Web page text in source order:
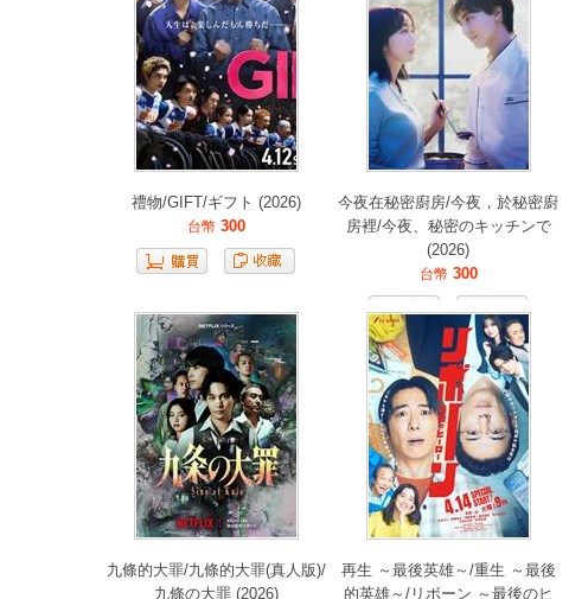
禮物/GIFT/ギフト (2026)
台幣 300
今夜在秘密廚房/今夜，於秘密廚
房裡/今夜、秘密のキッチンで
(2026)
台幣 300
九條的大罪/九條的大罪(真人版)/
九條の大罪 (2026)
再生 ～最後英雄～/重生 ～最後
的英雄～/リボーン ～最後のヒ